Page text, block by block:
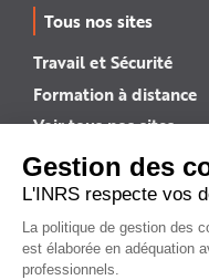
Tous nos sites
Travail et Sécurité
Formation à distance
Voir tous nos sites →
INRS English
INRS (english version)